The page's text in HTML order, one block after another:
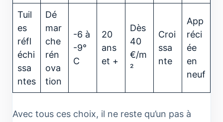
Tuil
es
réfl
échi
ssa
ntes
Dé
mar
che
rén
ova
tion
-6 à
-9°
C
20
ans
et +
Dès
40
€/m
²
Croi
ssa
nte
App
réci
ée
en
neuf
Avec tous ces choix, il ne reste qu’un pas à